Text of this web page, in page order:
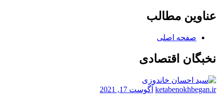
عناوین مطالب
صفحه اصلی
نخبگان اقتصادی
ketabenokhbegan.ir آگوست 17, 2021